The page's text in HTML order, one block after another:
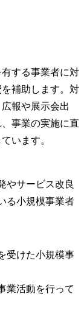
する事業者に対
補助します。対
報や展示会出
事業の実施に直
います。
やサービス改良
る小規模事業者
受けた小規模事
業活動を行って